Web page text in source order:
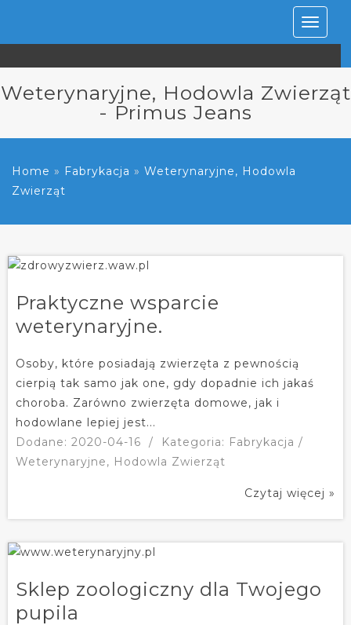
Rozwiń
Weterynaryjne, Hodowla Zwierząt
- Primus Jeans
Home » Fabrykacja » Weterynaryjne, Hodowla
Zwierząt
Praktyczne wsparcie
weterynaryjne.
Osoby, które posiadają zwierzęta z pewnością
cierpią tak samo jak one, gdy dopadnie ich jakaś
choroba. Zarówno zwierzęta domowe, jak i
hodowlane lepiej jest...
Dodane: 2020-04-16
/
Kategoria: Fabrykacja /
Weterynaryjne, Hodowla Zwierząt
Czytaj więcej »
Sklep zoologiczny dla Twojego
pupila